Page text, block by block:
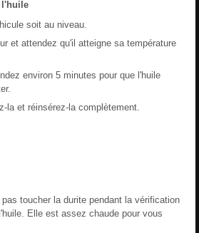
l'huile
soit au niveau.
et attendez qu'il atteigne sa température
environ 5 minutes pour que l'huile
la et réinsérez-la complètement.
toucher la durite pendant la vérification
Elle est assez chaude pour vous